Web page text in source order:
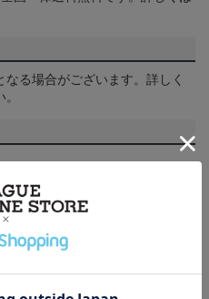
る場合がございます。詳しく
り、実際の商品の色と異なっ
じめご了承ください。